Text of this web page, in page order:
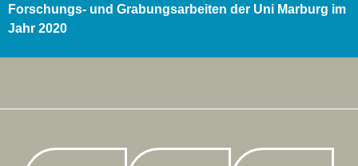
Forschungs- und Grabungsarbeiten der Uni Marburg im
Jahr 2020